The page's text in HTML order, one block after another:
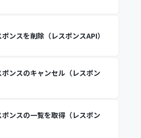
ンスを削除（レスポンスAPI）
ンスのキャンセル（レスポン
ンスの一覧を取得（レスポン